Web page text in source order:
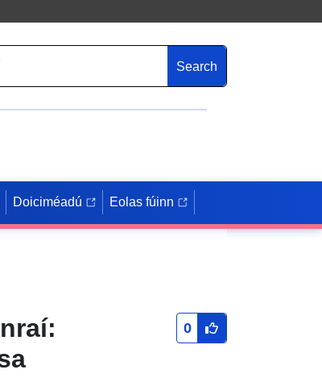
Search
Doiciméadú Eolas fúinn
0